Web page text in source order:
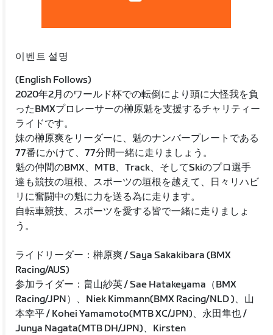
이벤트 설명
(English Follows)
2020年2月のワールド杯での転倒により頭に大怪我を負
ったBMXプロレーサーの榊原魁を支援するチャリティー
ライドです。
妹の榊原爽をリーダーに、魁のナンバープレートである
77番にかけて、77分間一緒に走りましょう。
魁の仲間のBMX、MTB、Track、そしてSkiのプロ選手
達も競技の垣根、スポーツの垣根を越えて、日々リハビ
リに奮闘中の魁に力を送る為に走ります。
自転車競技、スポーツを愛する皆で一緒に走りましょ
う。
ライドリーダー：榊原爽 / Saya Sakakibara (BMX
Racing/AUS)
参加ライダー：畠山紗英 / Sae Hatakeyama（BMX
Racing/JPN）、Niek Kimmann(BMX Racing/NLD )、山
本幸平 / Kohei Yamamoto(MTB XC/JPN)、永田隼也 /
Junya Nagata(MTB DH/JPN)、Kirsten